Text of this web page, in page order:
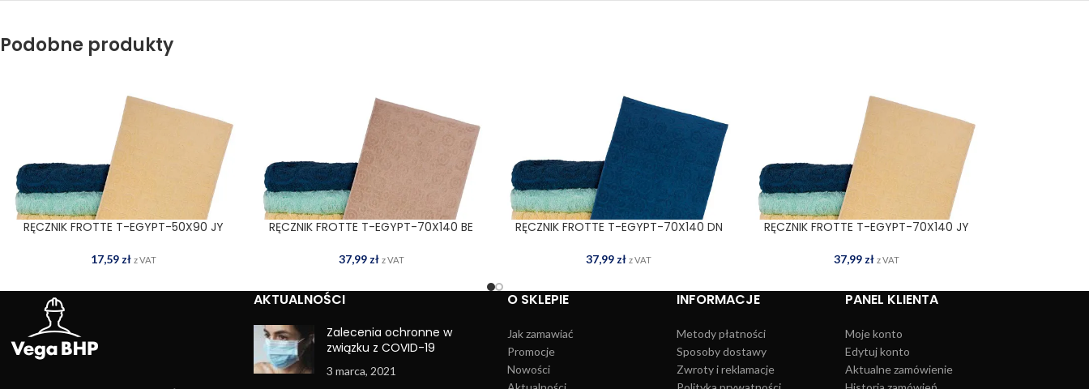
Podobne produkty
DODAJ DO KOSZYKA
RĘCZNIK FROTTE T-EGYPT-50X90 JY
17,59 zł z VAT
DODAJ DO KOSZYKA
RĘCZNIK FROTTE T-EGYPT-70X140 BE
37,99 zł z VAT
DODAJ DO KOSZYKA
RĘCZNIK FROTTE T-EGYPT-70X140 DN
37,99 zł z VAT
DODAJ DO KOSZYKA
RĘCZNIK FROTTE T-EGYPT-70X140 JY
37,99 zł z VAT
AKTUALNOŚCI
Zalecenia ochronne w
związku z COVID-19
3 marca, 2021
O SKLEPIE
Jak zamawiać
Promocje
Nowości
INFORMACJE
Metody płatności
Sposoby dostawy
Zwroty i reklamacje
PANEL KLIENTA
Moje konto
Edytuj konto
Aktualne zamówienie